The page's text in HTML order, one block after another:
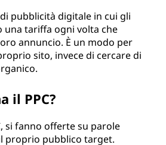
pubblicità digitale in cui gli
una tariffa ogni volta che
annuncio. È un modo per
sito, invece di cercare di
il PPC?
si fanno offerte su parole
proprio pubblico target.